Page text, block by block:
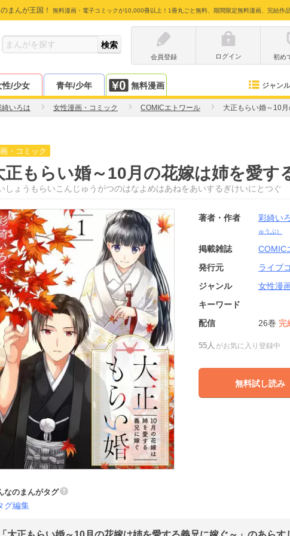
まんが王国！ 無料漫画・電子コミックが10,000冊以上！1冊丸ごと無料、期間限定無料漫画、完結作
会員登録
ログイン 初め
性/少女 青年/少年 無料漫画 ジャンル
綺いろは 女性漫画・コミック COMICエトワール 大正もらい婚～10
・コミック
正もらい婚～10月の花嫁は姉を愛す
しょうもらいこんじゅうがつのはなよめはあねをあいするぎけいにとつぐ
著者・作者 彩綺い
ゅうぶ）
掲載雑誌
COMIC
発行元
ライブ
ジャンル
女性漫
キーワード
配信
26巻 完
55人 がお気に入り登録中
無料試し読み
なのまんがタグ
グ編集